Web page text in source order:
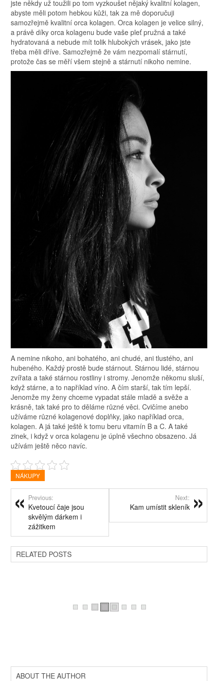
jste někdy už toužili po tom vyzkoušet nějaký kvalitní kolagen,
abyste měli potom hebkou kůži, tak za mě doporučuji
samozřejmě kvalitní orca kolagen. Orca kolagen je velice silný,
a právě díky orca kolagenu bude vaše pleť pružná a také
hydratovaná a nebude mít tolik hlubokých vrásek, jako jste
třeba měli dříve. Samozřejmě že vám nezpomalí stárnutí,
protože čas se měří všem stejně a stárnutí nikoho nemine.
A nemine nikoho, ani bohatého, ani chudé, ani tlustého, ani
hubeného. Každý prostě bude stárnout. Stárnou lidé, stárnou
zvířata a také stárnou rostliny i stromy. Jenomže někomu sluší,
když stárne, a to například víno. A čím starší, tak tím lepší.
Jenomže my ženy chceme vypadat stále mladě a svěže a
krásně, tak také pro to děláme různé věci. Cvičíme anebo
užíváme různé kolagenové doplňky, jako například orca,
kolagen. A já také ještě k tomu beru vitamín B a C. A také
zinek, i když v orca kolagenu je úplně všechno obsazeno. Já
užívám ještě něco navíc.
NÁKUPY
Previous:
Kvetoucí čaje jsou
skvělým dárkem i
zážitkem
Next:
Kam umístit skleník
RELATED POSTS
ABOUT THE AUTHOR